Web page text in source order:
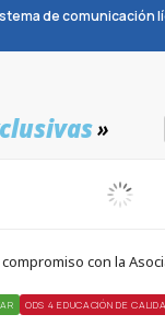
de comunicación
»
con la
ODS 4 EDUCACIÓN DE